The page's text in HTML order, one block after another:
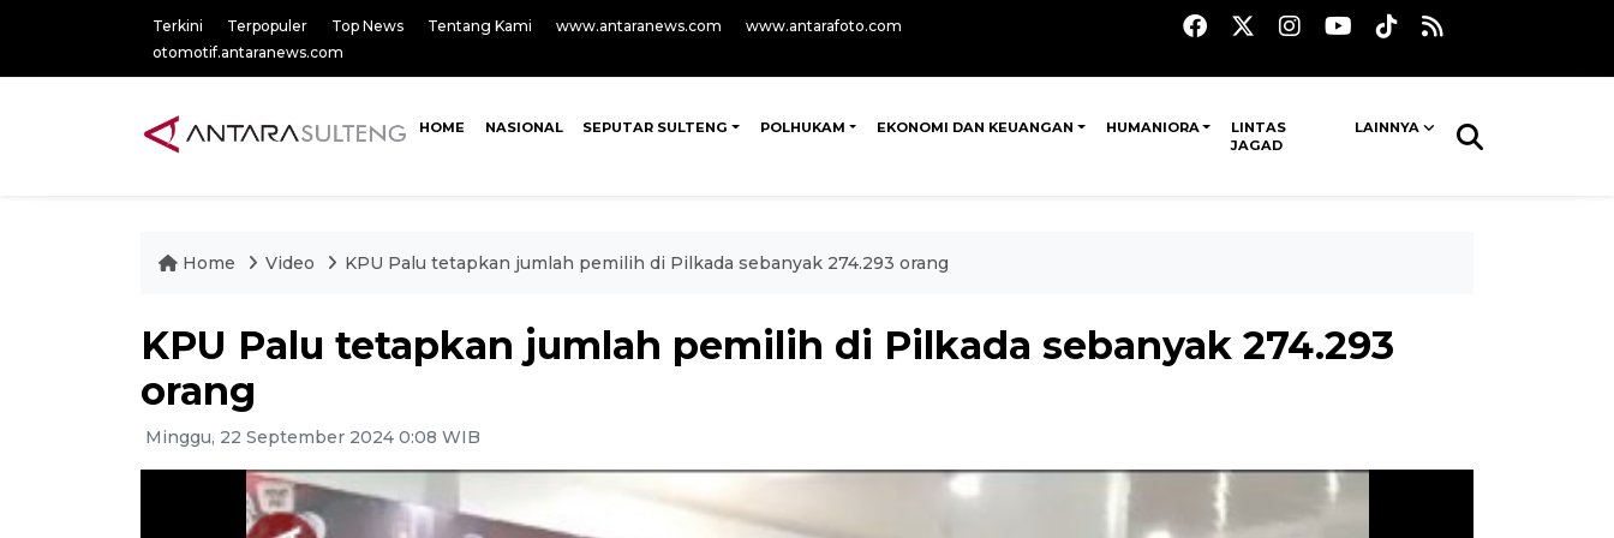
Terkini Terpopuler Top News Tentang Kami www.antaranews.com
www.antarafoto.com
otomotif.antaranews.com
HOME NASIONAL SEPUTAR SULTENG POLHUKAM EKONOMI DAN KEUANGAN HUMANIORA
LINTAS
JAGAD
LAINNYA
Home Video KPU Palu tetapkan jumlah pemilih di Pilkada sebanyak 274.293 orang
KPU Palu tetapkan jumlah pemilih di Pilkada sebanyak 274.293
orang
Minggu, 22 September 2024 0:08 WIB